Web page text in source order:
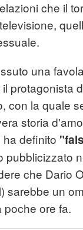
che il
una
protagonista
con la quale
storia
ha definito
pubblicizzato
che Dario
sarebbe un
poche ore fa.